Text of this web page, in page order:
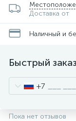
Доставка от
Наличный и
Быстрый заказ
+7
Пока нет отзывов